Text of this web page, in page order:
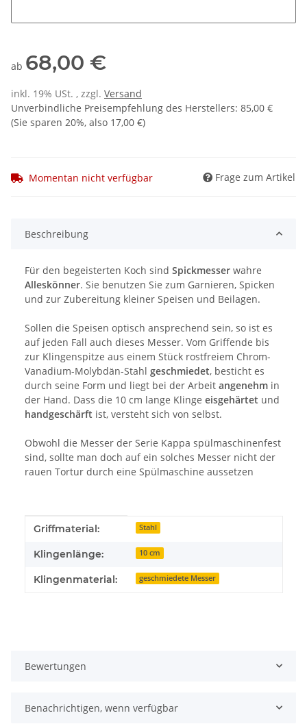
ab 68,00 €
inkl. 19% USt. , zzgl. Versand
Unverbindliche Preisempfehlung des Herstellers: 85,00 €
(Sie sparen 20%, also 17,00 €)
Momentan nicht verfügbar Frage zum Artikel
Beschreibung
Für den begeisterten Koch sind Spickmesser wahre
Alleskönner. Sie benutzen Sie zum Garnieren, Spicken
und zur Zubereitung kleiner Speisen und Beilagen.
Sollen die Speisen optisch ansprechend sein, so ist es
auf jeden Fall auch dieses Messer. Vom Griffende bis
zur Klingenspitze aus einem Stück rostfreiem Chrom-
Vanadium-Molybdän-Stahl geschmiedet, besticht es
durch seine Form und liegt bei der Arbeit angenehm in
der Hand. Dass die 10 cm lange Klinge eisgehärtet und
handgeschärft ist, versteht sich von selbst.
Obwohl die Messer der Serie Kappa spülmaschinenfest
sind, sollte man doch auf ein solches Messer nicht der
rauen Tortur durch eine Spülmaschine aussetzen
Produkteigenschaft
Wert
Griffmaterial: Stahl
Klingenlänge: 10 cm
Klingenmaterial: geschmiedete Messer
Bewertungen
Benachrichtigen, wenn verfügbar